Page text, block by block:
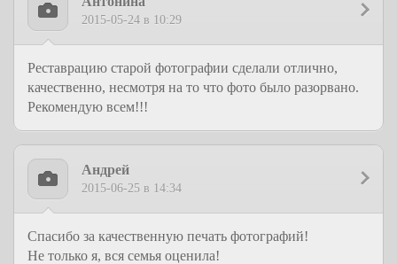
2015-05-24 в 10:29
Реставрацию старой фотографии сделали отлично,
качественно, несмотря на то что фото было разорвано.
Рекомендую всем!!!
Андрей
2015-06-25 в 14:34
Спасибо за качественную печать фотографий!
Не только я, вся семья оценила!